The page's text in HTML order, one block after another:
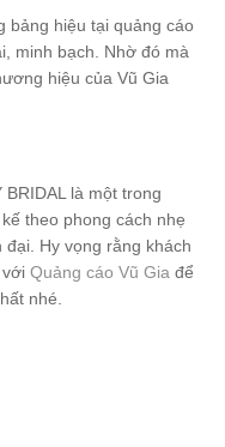
bảng hiệu tại quảng cáo
minh bạch. Nhờ đó mà
hiệu của Vũ Gia
là một trong
theo phong cách nhẹ
Hy vọng rằng khách
Quảng cáo Vũ Gia để
nhé.